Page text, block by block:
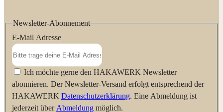
Newsletter-Abonnement
E-Mail Adresse
Ich möchte gerne den HAKAWERK Newsletter
abonnieren. Der Newsletter-Versand erfolgt entsprechend der
HAKAWERK Datenschutzerklärung. Eine Abmeldung ist
jederzeit über Abmeldung möglich.